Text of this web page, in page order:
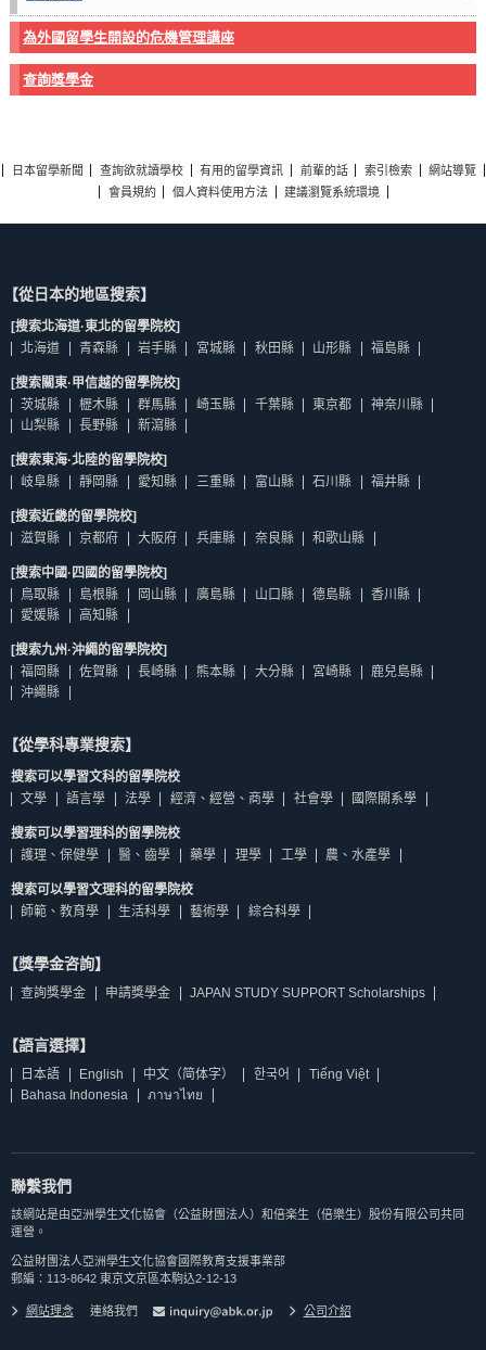
為外國留學生開設的危機管理講座
查詢獎學金
日本留學新聞 查詢欲就讀學校 有用的留學資訊 前輩的話 索引檢索
網站導覽
會員規約
個人資料使用方法 建議瀏覽系統環境
【從日本的地區搜索】
[搜索北海道·東北的留學院校]
北海道
青森縣 岩手縣 宮城縣 秋田縣 山形縣 福島縣
[搜索關東·甲信越的留學院校]
茨城縣
櫪木縣 群馬縣 崎玉縣 千葉縣 東京都
神奈川縣
山梨縣
長野縣 新瀉縣
[搜索東海·北陸的留學院校]
岐阜縣
靜岡縣 愛知縣 三重縣 富山縣 石川縣 福井縣
[搜索近畿的留學院校]
滋賀縣
京都府 大阪府 兵庫縣 奈良縣 和歌山縣
[搜索中國·四國的留學院校]
鳥取縣
島根縣 岡山縣 廣島縣 山口縣 德島縣
香川縣
愛媛縣
高知縣
[搜索九州·沖繩的留學院校]
福岡縣
佐賀縣 長崎縣 熊本縣 大分縣 宮崎縣
鹿兒島縣
沖繩縣
【從學科專業搜索】
搜索可以學習文科的留學院校
文學
語言學 法學 經濟、經營、商學 社會學 國際關系學
搜索可以學習理科的留學院校
護理、保健學
醫、齒學 藥學 理學 工學 農、水產學
搜索可以學習文理科的留學院校
師範、教育學
生活科學 藝術學 綜合科學
【獎學金咨詢】
查詢獎學金 申請獎學金 JAPAN STUDY SUPPORT Scholarships
【語言選擇】
日本語 English 中文（简体字） 한국어
Tiếng Việt
Bahasa Indonesia
ภาษาไทย
聯繫我們
該網站是由亞洲學生文化協會（公益財團法人）和倍楽生（倍樂生）股份有限公司共同
運營。
公益財團法人亞洲學生文化協會國際教育支援事業部
郵編：113-8642 東京文京區本駒込2-12-13
網站理念 連絡我們 公司介紹